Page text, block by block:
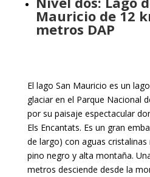
Mauricio de 12
metros DAP
El lago San Mauricio es un
glaciar en el Parque Nacional
por su paisaje espectacular
Els Encantats. Es un gran
de largo) con aguas
pino negro y alta montaña.
metros desciende desde la